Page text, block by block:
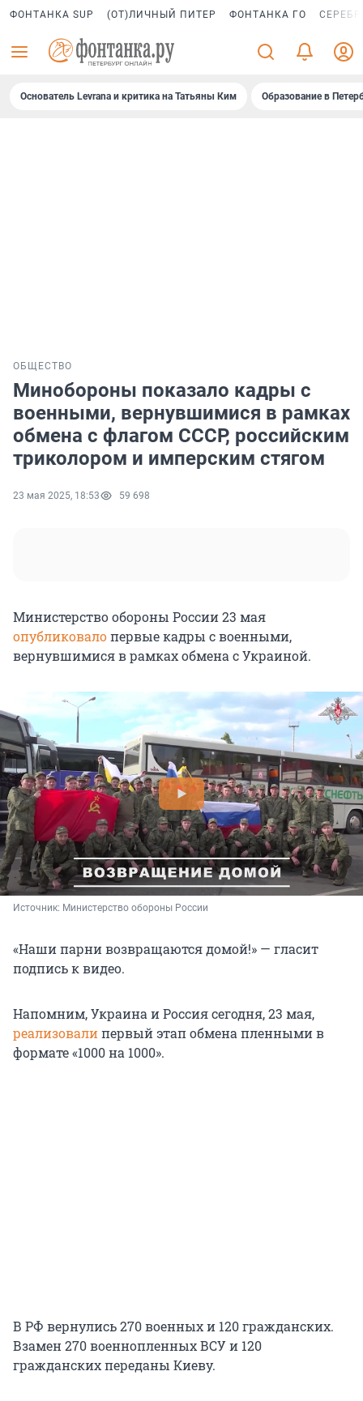
ФОНТАНКА SUP (ОТ)ЛИЧНЫЙ ПИТЕР ФОНТАНКА ГО
Основатель Levrana и критика на Татьяны Ким Образование в
ОБЩЕСТВО
Минобороны показало кадры с
военными, вернувшимися в рамках
обмена с флагом СССР, российским
триколором и имперским стягом
23 мая 2025, 18:53 59 698
Министерство обороны России 23 мая
опубликовалопервые кадры с военными,
вернувшимися в рамках обмена с Украиной.
Источник: Министерство обороны России
«Наши парни возвращаются домой!» — гласит
подпись к видео.
Напомним, Украина и Россия сегодня, 23 мая,
реализовалипервый этап обмена пленными в
формате «1000 на 1000».
В РФ вернулись 270 военных и 120 гражданских.
Взамен 270 военнопленных ВСУ и 120
гражданских переданы Киеву.